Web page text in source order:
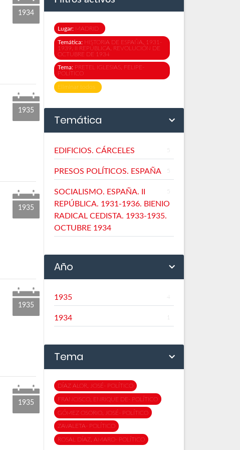
1934
1935
1935
1935
1935
Lugar: MADRID
Temática: HISTORIA DE ESPAÑA. 1931-
1939. II REPÚBLICA. REVOLUCIÓN DE
OCTUBRE DE 1934
Tema: PRETEL IGLESIAS, FELIPE-
POLÍTICO
Eliminar todos
Temática
5
EDIFICIOS. CÁRCELES
5
PRESOS POLÍTICOS. ESPAÑA
5
SOCIALISMO. ESPAÑA. II
REPÚBLICA. 1931-1936. BIENIO
RADICAL CEDISTA. 1933-1935.
OCTUBRE 1934
Año
4
1935
1
1934
Tema
DÍAZ ALOR, JOSÉ- POLÍTICO
FRANCISCO, ENRIQUE DE- POLÍTICO
GÓMEZ OSORIO, JOSÉ- POLÍTICO
ZAVALETA- POLÍTICO
ROSAL DÍAZ, AMARO- POLÍTICO